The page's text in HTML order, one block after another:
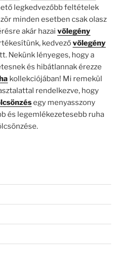
legkedvezőbb feltételek
minden esetben csak olasz
akár hazai vőlegény
kedvezővőlegény
Nekünk lényeges, hogy a
és hibátlannak érezze
kollekciójában! Mi remekül
rendelkezve, hogy
egy menyasszony
és legemlékezetesebb ruha